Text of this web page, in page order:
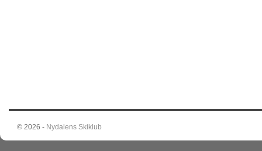
© 2026 - Nydalens Skiklub